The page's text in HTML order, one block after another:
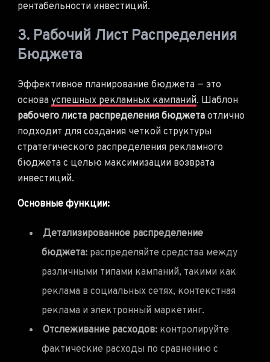
рентабельности инвестиций.
3. Рабочий Лист Распределения
Бюджета
Эффективное планирование бюджета — это
основа успешных рекламных кампаний. Шаблон
рабочего листа распределения бюджета отлично
подходит для создания четкой структуры
стратегического распределения рекламного
бюджета с целью максимизации возврата
инвестиций.
Основные функции:
Детализированное распределение
бюджета: распределяйте средства между
различными типами кампаний, такими как
реклама в социальных сетях, контекстная
реклама и электронный маркетинг.
Отслеживание расходов: контролируйте
фактические расходы по сравнению с